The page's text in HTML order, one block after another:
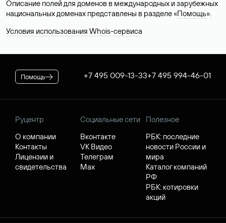
Описание полей для доменов в международных и зарубежных
национальных доменах представлены в разделе «Помощь».
Условия использования Whois-сервиса
Помощь +7 495 009-13-33+7 495 994-46-01
Руцентр
О компании
Контакты
Лицензии и
свидетельства
Социальные сети
Вконтакте
VK Видео
Телеграм
Max
Полезное
РБК: последние
новости России и
мира
Каталог компаний
РФ
РБК: котировки
акций